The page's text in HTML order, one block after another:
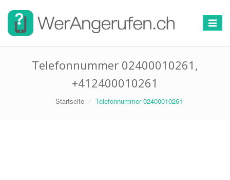
Toggle
Telefonnummer 02400010261,
+412400010261
Startseite Telefonnummer 02400010261